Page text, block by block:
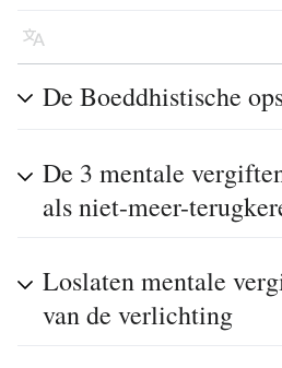
Taal
De Boeddhistische
De 3 mentale
als niet-meer-
Loslaten mentale
van de verlichting